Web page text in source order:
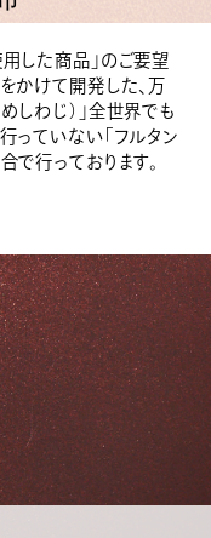
した商品」のご要望
かけて開発した、万
しわじ）」全世界でも
っていない「フルタン
で行っております。